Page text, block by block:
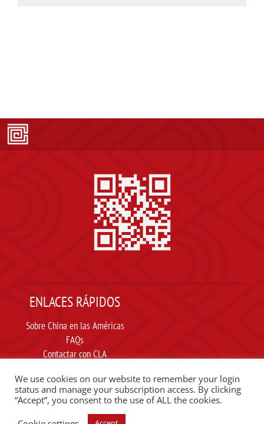
ENLACES RÁPIDOS
Sobre China en las Américas
FAQs
Contactar con CLA
Carta ética
We use cookies on our website to remember your login
status and manage your subscription access. By clicking
“Accept”, you consent to the use of ALL the cookies.